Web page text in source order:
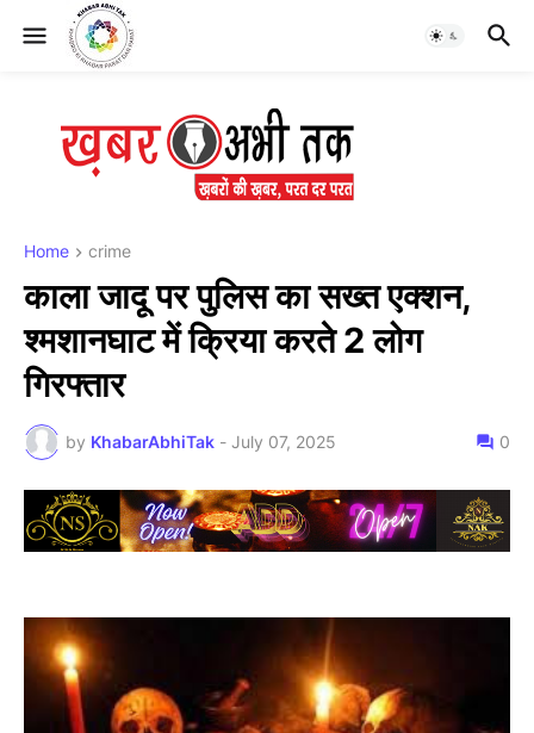
Home crime
काला जादू पर पुलिस का सख्त एक्शन,
श्मशानघाट में क्रिया करते 2 लोग
गिरफ्तार
by KhabarAbhiTak - July 07, 2025 0